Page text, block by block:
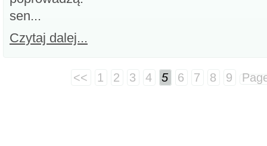
sen...
Czytaj dalej...
<< 1 2 3 4 5 6 7 8 9